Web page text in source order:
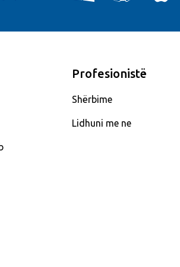
Profesionistë
Shërbime
Lidhuni me ne